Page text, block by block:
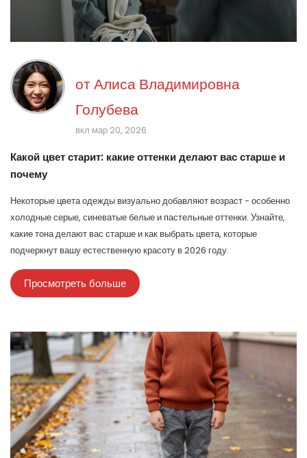
отАлиса Владимировна
Голубева
вкл мар 20, 2026
Какой цвет старит: какие оттенки делают вас старше и
почему
Некоторые цвета одежды визуально добавляют возраст - особенно
холодные серые, синеватые белые и пастельные оттенки. Узнайте,
какие тона делают вас старше и как выбрать цвета, которые
подчеркнут вашу естественную красоту в 2026 году.
Просмотреть больше